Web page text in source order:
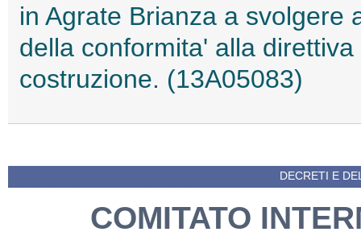
in Agrate Brianza a svolgere
della conformita' alla
costruzione. (13A05083)
DECRETI E
COMITATO